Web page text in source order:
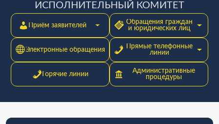
ИСПОЛНИТЕЛЬНЫЙ КОМИТЕТ
Приём заявителей
Обращения граждан
и юридических лиц
Электронные обращения
Прямые телефонные
линии
Горячие линии
Административные
процедуры